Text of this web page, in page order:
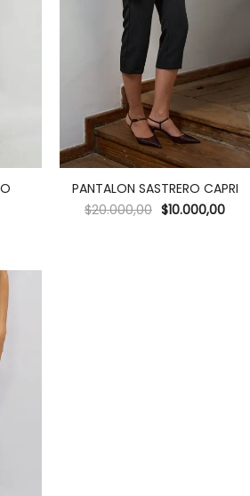
PANTALON SASTRERO CAPRI
$20.000,00 $10.000,00